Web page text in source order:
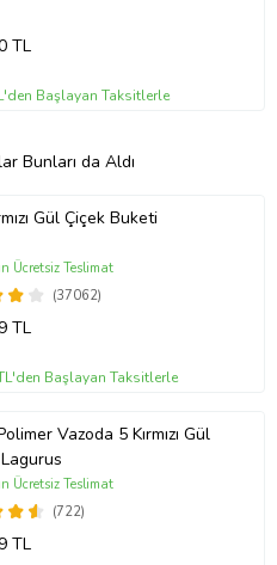
TL
Başlayan Taksitlerle
Bunları da Aldı
Gül Çiçek Buketi
(37062)
Ücretsiz Teslimat
TL
Başlayan Taksitlerle
Vazoda 5 Kırmızı Gül
(722)
Ücretsiz Teslimat
TL